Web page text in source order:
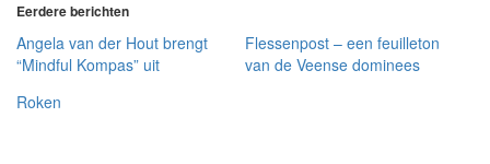
Eerdere berichten
Angela van der Hout brengt
“Mindful Kompas” uit
Flessenpost – een feuilleton
van de Veense dominees
Roken